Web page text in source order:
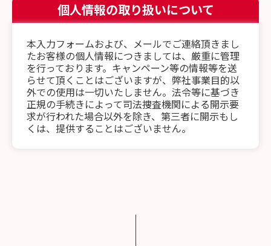
個人情報の取り扱いについて
本入力フォームおよび、メールでご連絡頂きまし
たお客様の個人情報につきましては、厳重に管理
を行っております。キャンペーン等の情報等を送
らせて頂くことはございますが、弊社事業目的以
外での使用は一切いたしません。法令等に基づき
正規の手続きによって司法捜査機関による開示要
求が行われた場合以外を除き、第三者に開示もし
くは、提供することはございません。